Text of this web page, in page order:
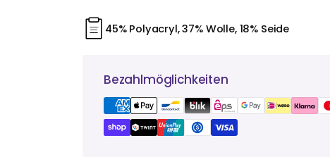
45% Polyacryl, 37% Wolle, 18% Seide
Bezahlmöglichkeiten